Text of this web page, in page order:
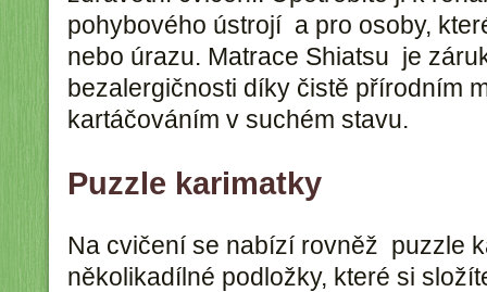
pohybového ústrojí a pro osoby,
nebo úrazu. Matrace Shiatsu je
bezalergičnosti díky čistě přírodním
kartáčováním v suchém stavu.
Puzzle karimatky
Na cvičení se nabízí rovněž puzzle
několikadílné podložky, které si